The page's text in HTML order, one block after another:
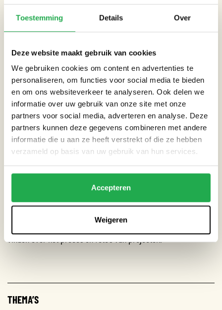
Toestemming Details Over
Deze website maakt gebruik van cookies
We gebruiken cookies om content en advertenties te
personaliseren, om functies voor social media te bieden
en om ons websiteverkeer te analyseren. Ook delen we
informatie over uw gebruik van onze site met onze
partners voor social media, adverteren en analyse. Deze
partners kunnen deze gegevens combineren met andere
informatie die u aan ze heeft verstrekt of die ze hebben
verzameld op basis van uw gebruik van hun services.
Accepteren
Weigeren
De verhoogde groenbedden zijn verbonden met eenregenton
en eenregenwatervijver. Deze regenton is afgekoppeld naar
naar de vijver stroomt. Hierdoor worden de planten in de
verhoogde bedden gelijk bewaterd. Alle drie de schuurtjes op
het schoolplein zijn afgekoppeld met dit systeem.
LEERLINGEN EN LEERKRACHTEN
Naast het eetbare groen en de wateropvang, is een levende
wilgentunnel geplant waar kinderen in kunnen spelen. Voor de
Hugelboxen (verhoogde plantenbakken in houten kisten). De
bakken zijn beplant met veel stuifmeelrijke bloemen en
kruiden.
Towards Natureis meer informatie te
vinden over het proces en foto’s van projecten.
THEMA’S